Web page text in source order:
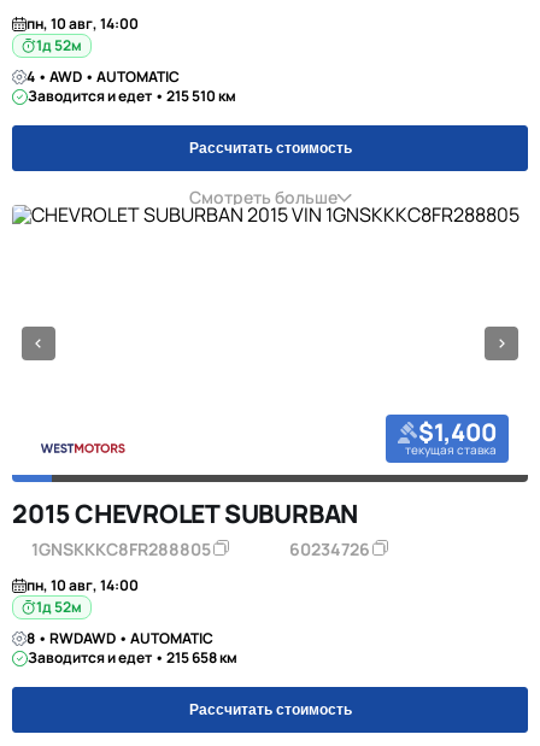
пн, 10 авг, 14:00
1д 52м
4 • AWD • AUTOMATIC
Заводится и едет • 215 510 км
Рассчитать стоимость
Смотреть больше
$1,400
текущая ставка
2015 CHEVROLET SUBURBAN
1GNSKKKC8FR288805 60234726
пн, 10 авг, 14:00
1д 52м
8 • RWDAWD • AUTOMATIC
Заводится и едет • 215 658 км
Рассчитать стоимость